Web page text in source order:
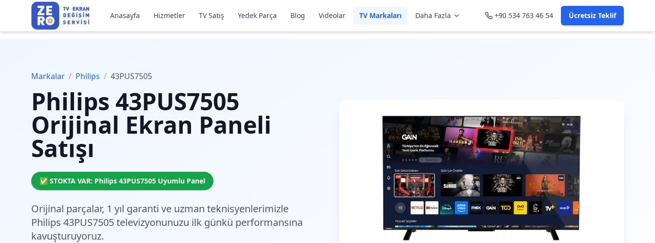
Anasayfa Hizmetler TV Satış Yedek Parça Blog Videolar TV Markaları Daha Fazla +90 534 763 46 54 Ücretsiz Teklif
Markalar / Philips / 43PUS7505
Philips 43PUS7505
Orijinal Ekran Paneli
Satışı
✅ STOKTA VAR: Philips 43PUS7505 Uyumlu Panel
Orijinal parçalar, 1 yıl garanti ve uzman teknisyenlerimizle
Philips 43PUS7505 televizyonunuzu ilk günkü performansına
kavuşturuyoruz.